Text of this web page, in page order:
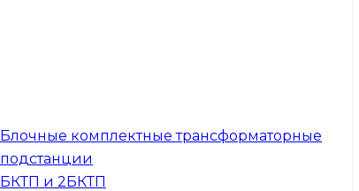
Блочные комплектные трансформаторные
подстанции
БКТП и 2БКТП